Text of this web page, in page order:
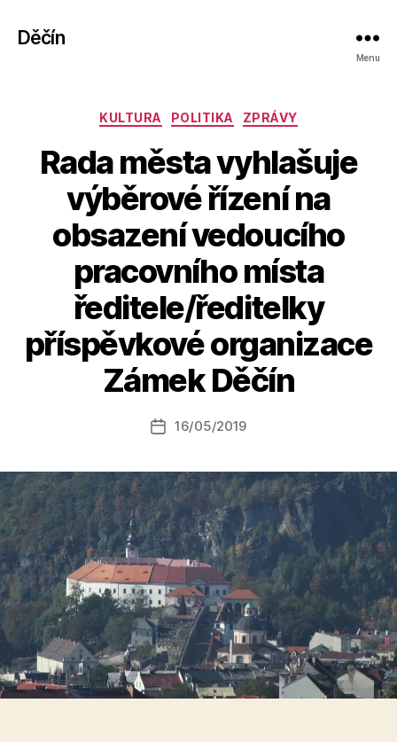
Děčín
Menu
Rubriky
KULTURA POLITIKA ZPRÁVY
Rada města vyhlašuje
výběrové řízení na
obsazení vedoucího
pracovního místa
ředitele/ředitelky
příspěvkové organizace
Zámek Děčín
Autor
příspěvku
u
t
o
a
s
o
Datum
16/05/2019